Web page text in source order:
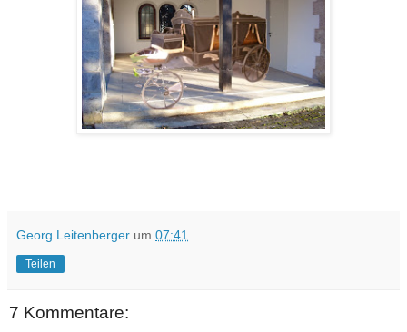
Georg Leitenberger um 07:41
Teilen
7 Kommentare: